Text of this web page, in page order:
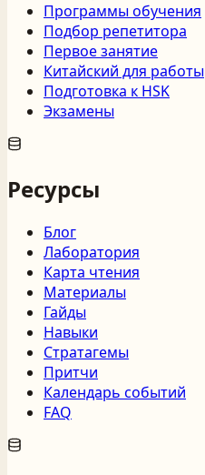
Программы обучения
Подбор репетитора
Первое занятие
Китайский для работы
Подготовка к HSK
Экзамены
Ресурсы
Блог
Лаборатория
Карта чтения
Материалы
Гайды
Навыки
Стратагемы
Притчи
Календарь событий
FAQ